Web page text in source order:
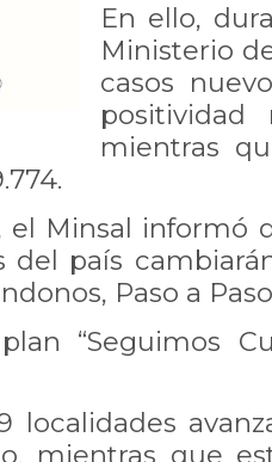
En ello,
Ministerio
casos
positividad
mientras
el Minsal informó
del país
Paso a
“Seguimos
localidades
mientras que